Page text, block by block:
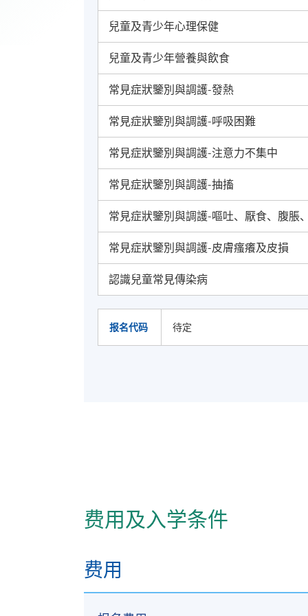
兒童及青少年心理保健
兒童及青少年營養與飲食
常見症狀鑒別與調護-發熱
常見症狀鑒別與調護-呼吸困難
常見症狀鑒別與調護-注意力不集中
常見症狀鑒別與調護-抽搐
常見症狀鑒別與調護-嘔吐、厭食、腹脹
常見症狀鑒別與調護-皮膚瘙癢及皮損
認識兒童常見傳染病
报名代码 待定
费用及入学条件
费用